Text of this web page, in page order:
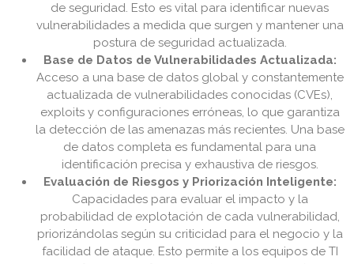
de seguridad. Esto es vital para identificar nuevas
vulnerabilidades a medida que surgen y mantener una
postura de seguridad actualizada.
Base de Datos de Vulnerabilidades Actualizada:
Acceso a una base de datos global y constantemente
actualizada de vulnerabilidades conocidas (CVEs),
exploits y configuraciones erróneas, lo que garantiza
la detección de las amenazas más recientes. Una base
de datos completa es fundamental para una
identificación precisa y exhaustiva de riesgos.
Evaluación de Riesgos y Priorización Inteligente:
Capacidades para evaluar el impacto y la
probabilidad de explotación de cada vulnerabilidad,
priorizándolas según su criticidad para el negocio y la
facilidad de ataque. Esto permite a los equipos de TI